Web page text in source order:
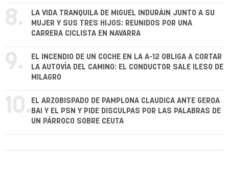
8.
LA VIDA TRANQUILA DE MIGUEL INDURÁIN JUNTO A SU
MUJER Y SUS TRES HIJOS: REUNIDOS POR UNA
CARRERA CICLISTA EN NAVARRA
9.
EL INCENDIO DE UN COCHE EN LA A-12 OBLIGA A CORTAR
LA AUTOVÍA DEL CAMINO: EL CONDUCTOR SALE ILESO DE
MILAGRO
10. EL ARZOBISPADO DE PAMPLONA CLAUDICA ANTE GEROA
BAI Y EL PSN Y PIDE DISCULPAS POR LAS PALABRAS DE
UN PÁRROCO SOBRE CEUTA